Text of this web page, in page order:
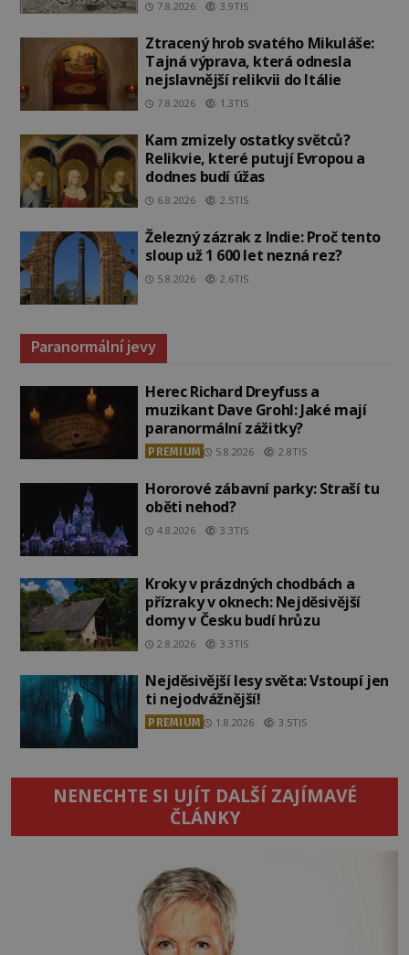
7.8.2026 3.9TIS
Ztracený hrob svatého Mikuláše:
Tajná výprava, která odnesla
nejslavnější relikvii do Itálie
7.8.2026 1.3TIS
Kam zmizely ostatky světců?
Relikvie, které putují Evropou a
dodnes budí úžas
6.8.2026 2.5TIS
Železný zázrak z Indie: Proč tento
sloup už 1 600 let nezná rez?
5.8.2026 2.6TIS
Paranormální jevy
Herec Richard Dreyfuss a
muzikant Dave Grohl: Jaké mají
paranormální zážitky?
PREMIUM 5.8.2026 2.8TIS
Hororové zábavní parky: Straší tu
oběti nehod?
4.8.2026 3.3TIS
Kroky v prázdných chodbách a
přízraky v oknech: Nejděsivější
domy v Česku budí hrůzu
2.8.2026 3.3TIS
Nejděsivější lesy světa: Vstoupí jen
ti nejodvážnější!
PREMIUM 1.8.2026 3.5TIS
NENECHTE SI UJÍT DALŠÍ ZAJÍMAVÉ
ČLÁNKY